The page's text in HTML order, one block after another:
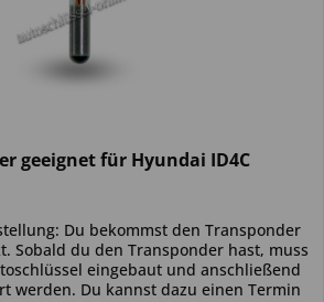
geeignet für Hyundai ID4C
Du bekommst den Transponder
Sobald du den Transponder hast, muss
eingebaut und anschließend
werden. Du kannst dazu einen Termin